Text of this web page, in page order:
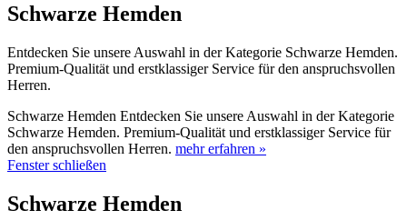
Schwarze Hemden
Entdecken Sie unsere Auswahl in der Kategorie Schwarze Hemden.
Premium-Qualität und erstklassiger Service für den anspruchsvollen
Herren.
Schwarze Hemden Entdecken Sie unsere Auswahl in der Kategorie
Schwarze Hemden. Premium-Qualität und erstklassiger Service für
den anspruchsvollen Herren. mehr erfahren »
Fenster schließen
Schwarze Hemden